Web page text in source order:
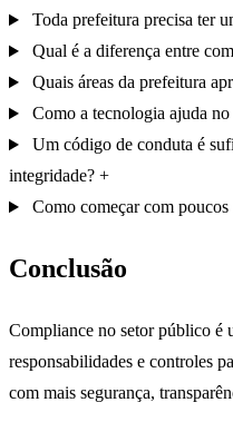
Toda prefeitura precisa ter
Qual é a diferença entre
Quais áreas da prefeitura
Como a tecnologia ajuda
Um código de conduta é
integridade?
Como começar com poucos
Conclusão
Compliance no setor público é
responsabilidades e controles
com mais segurança,